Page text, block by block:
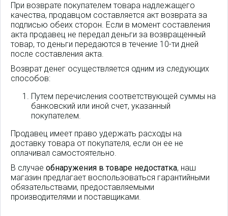
При возврате покупателем товара надлежащего
качества, продавцом составляется акт возврата за
подписью обеих сторон. Если в момент составления
акта продавец не передал деньги за возвращенный
товар, то деньги передаются в течение 10-ти дней
после составления акта.
Возврат денег осуществляется одним из следующих
способов:
Путем перечисления соответствующей суммы на
банковский или иной счет, указанный
покупателем.
Продавец имеет право удержать расходы на
доставку товара от покупателя, если он ее не
оплачивал самостоятельно.
В случае обнаружения в товаре недостатка, наш
магазин предлагает воспользоваться гарантийными
обязательствами, предоставляемыми
производителями и поставщиками.